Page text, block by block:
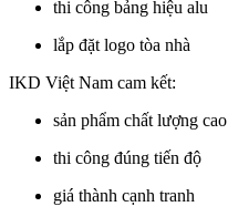
thi công bảng hiệu alu
lắp đặt logo tòa nhà
IKD Việt Nam cam kết:
sản phẩm chất lượng cao
thi công đúng tiến độ
giá thành cạnh tranh